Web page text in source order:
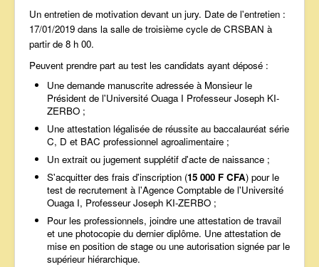
Un entretien de motivation devant un jury. Date de l'entretien :
17/01/2019 dans la salle de troisième cycle de CRSBAN à
partir de 8 h 00.
Peuvent prendre part au test les candidats ayant déposé :
Une demande manuscrite adressée à Monsieur le
Président de l'Université Ouaga I Professeur Joseph KI-
ZERBO ;
Une attestation légalisée de réussite au baccalauréat série
C, D et BAC professionnel agroalimentaire ;
Un extrait ou jugement supplétif d'acte de naissance ;
S'acquitter des frais d'inscription (15 000 F CFA) pour le
test de recrutement à l'Agence Comptable de l'Université
Ouaga I, Professeur Joseph KI-ZERBO ;
Pour les professionnels, joindre une attestation de travail
et une photocopie du dernier diplôme. Une attestation de
mise en position de stage ou une autorisation signée par le
supérieur hiérarchique.